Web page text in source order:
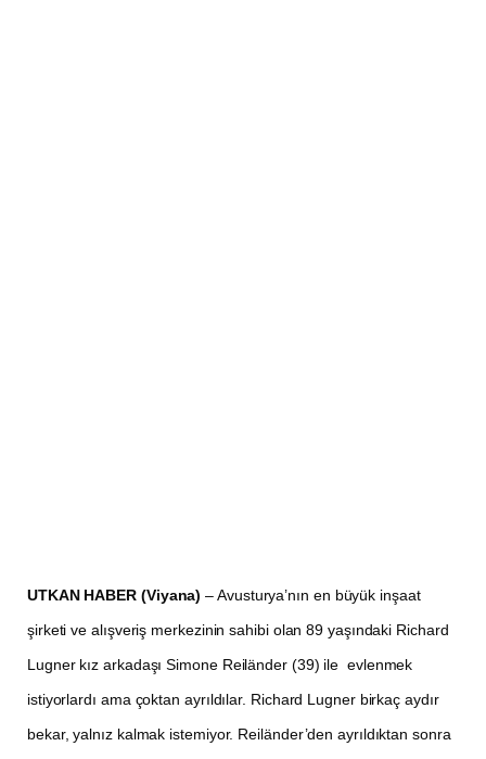
UTKAN HABER (Viyana)– Avusturya’nın en büyük inşaat
şirketi ve alışveriş merkezinin sahibi olan 89 yaşındaki Richard
Lugner kız arkadaşı Simone Reiländer (39) ile evlenmek
istiyorlardı ama çoktan ayrıldılar. Richard Lugner birkaç aydır
bekar, yalnız kalmak istemiyor. Reiländer’den ayrıldıktan sonra